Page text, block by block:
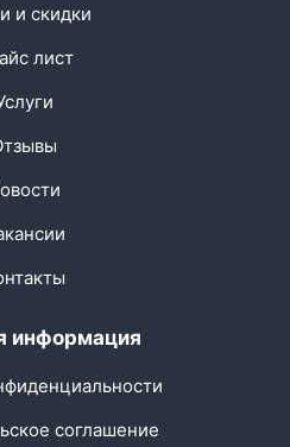
и скидки
лист
информация
соглашение